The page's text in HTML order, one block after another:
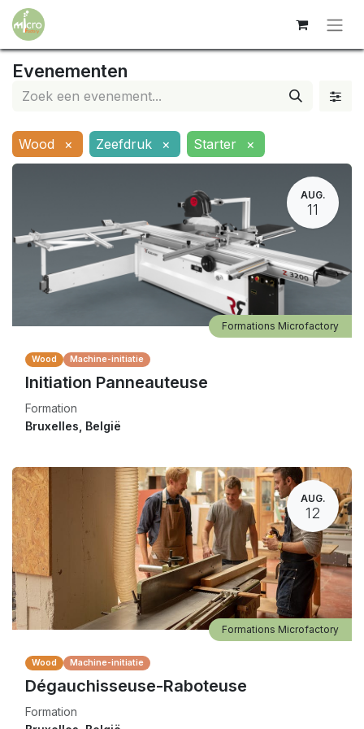
Evenementen
Wood × Zeefdruk × Starter ×
AUG.
11
Wood Machine-initiatie
Initiation Panneauteuse
Formation
Formations Microfactory
Bruxelles België
AUG.
12
Wood Machine-initiatie
Dégauchisseuse-Raboteuse
Formation
Formations Microfactory